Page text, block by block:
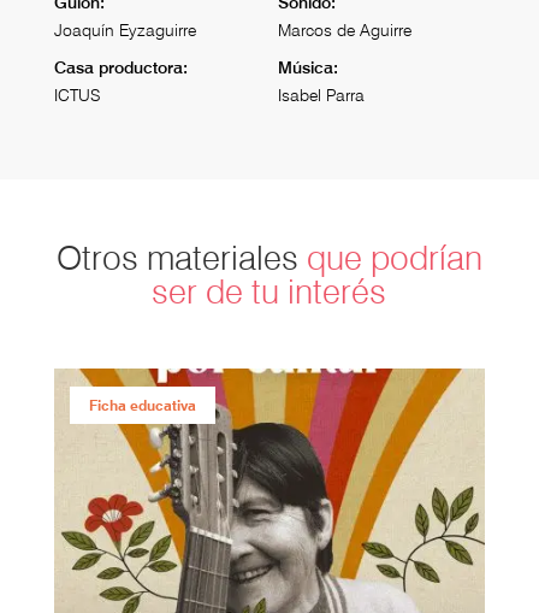
Joaquín Eyzaguirre
Casa productora:
ICTUS
Marcos de Aguirre
Música:
Isabel Parra
Otros materiales que podrían
ser de tu interés
Ficha educativa